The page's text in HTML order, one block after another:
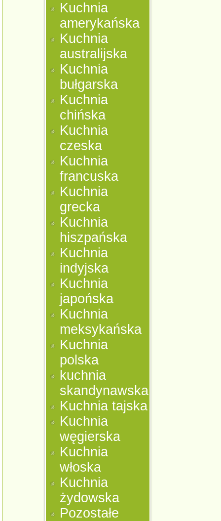
Kuchnia
amerykańska
Kuchnia
australijska
Kuchnia
bułgarska
Kuchnia
chińska
Kuchnia
czeska
Kuchnia
francuska
Kuchnia
grecka
Kuchnia
hiszpańska
Kuchnia
indyjska
Kuchnia
japońska
Kuchnia
meksykańska
Kuchnia
polska
kuchnia
skandynawska
Kuchnia tajska
Kuchnia
węgierska
Kuchnia
włoska
Kuchnia
żydowska
Pozostałe